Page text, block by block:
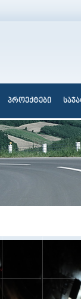
პროექტები